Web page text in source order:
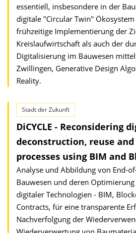
essentiell, insbesondere in der
digitale "Circular Twin"
frühzeitige Implementierung der
Kreislaufwirtschaft als auch der
Digitalisierung im Bauwesen
Zwillingen, Generative Design
Reality.
Stadt der Zukunft
DiCYCLE - Reconsidering
deconstruction, reuse and
processes using BIM and
Analyse und Abbildung von End-
Bauwesen und deren
digitaler Technologien - BIM,
Contracts, für eine transparente
Nachverfolgung der